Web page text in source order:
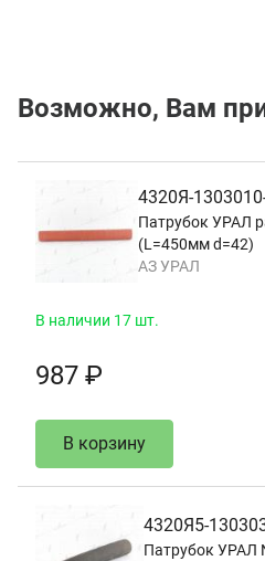
Возможно, Вам
4320Я-
Патрубок УРАЛ
(L=450мм d=42)
АЗ УРАЛ
В наличии 17 шт.
987 ₽
В корзину
4320Я5-
Патрубок УРАЛ